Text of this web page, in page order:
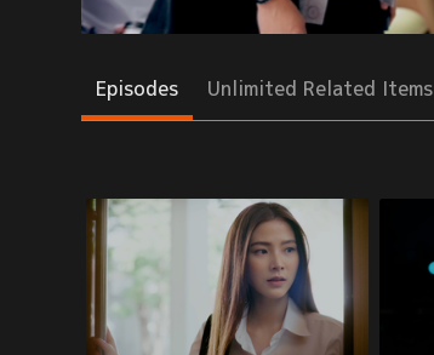
Episodes Unlimited Related Items